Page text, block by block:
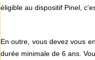
éligible au dispositif Pinel,
En outre, vous devez vous
durée minimale de 6 ans.